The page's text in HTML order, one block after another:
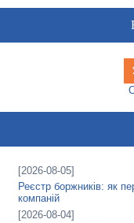
[2026-08-05]
Реєстр боржників: як
компаній
[2026-08-04]